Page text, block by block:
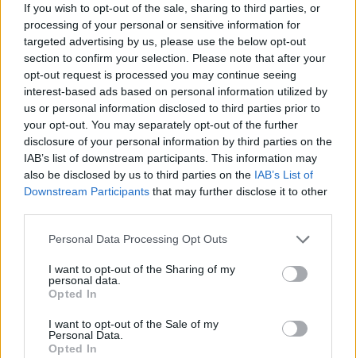
If you wish to opt-out of the sale, sharing to third parties, or
processing of your personal or sensitive information for
targeted advertising by us, please use the below opt-out
section to confirm your selection. Please note that after your
opt-out request is processed you may continue seeing
interest-based ads based on personal information utilized by
us or personal information disclosed to third parties prior to
your opt-out. You may separately opt-out of the further
disclosure of your personal information by third parties on the
IAB’s list of downstream participants. This information may
also be disclosed by us to third parties on the IAB’s List of
Downstream Participants that may further disclose it to other
Personal Data Processing Opt Outs
I want to opt-out of the Sharing of my
personal data.
Opted In
I want to opt-out of the Sale of my
Personal Data.
Opted In
2025. szeptember 06., szombat
2025. szeptember 06., szombat
Több mint kétezer előkészítős kap
ajándék iskolatáskát